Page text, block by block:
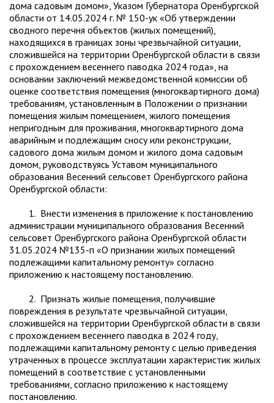
дома садовым домом», Указом Губернатора Оренбургской
области от 14.05.2024 г. № 150-ук «Об утверждении
сводного перечня объектов (жилых помещений),
находящихся в границах зоны чрезвычайной ситуации,
сложившейся на территории Оренбургской области в связи
с прохождением весеннего паводка 2024 года», на
основании заключений межведомственной комиссии об
оценке соответствия помещения (многоквартирного дома)
требованиям, установленным в Положении о признании
помещения жилым помещением, жилого помещения
непригодным для проживания, многоквартирного дома
аварийным и подлежащим сносу или реконструкции,
садового дома жилым домом и жилого дома садовым
домом, руководствуясь Уставом муниципального
образования Весенний сельсовет Оренбургского района
Оренбургской области:
1. Внести изменения в приложение к постановлению
администрации муниципального образования Весенний
сельсовет Оренбургского района Оренбургской области
31.05.2024 №135-п «О признании жилых помещений
подлежащими капитальному ремонту» согласно
приложению к настоящему постановлению.
2. Признать жилые помещения, получившие
повреждения в результате чрезвычайной ситуации,
сложившейся на территории Оренбургской области в связи
с прохождением весеннего паводка в 2024 году,
подлежащими капитальному ремонту с целью приведения
утраченных в процессе эксплуатации характеристик жилых
помещений в соответствие с установленными
требованиями, согласно приложению к настоящему
постановлению.